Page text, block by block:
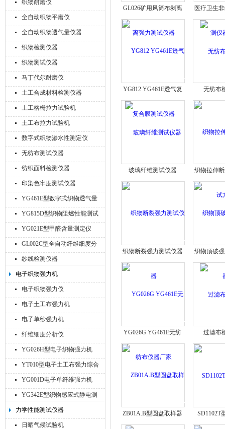
织物耐磨仪
全自动织物平磨仪
全自动织物透气量仪器
织物检测仪器
织物测试仪器
马丁代尔耐磨仪
土工合成材料检测仪器
土工格栅拉力试验机
土工布拉力试验机
数字式织物渗水性测定仪
无纺布测试仪器
纺织面料检测仪器
印染色牢度测试仪器
YG461E型数字式织物透气量
仪
YG815D型织物阻燃性能测试
仪
YG021E型甲醛含量测定仪
GL002C型全自动纤维细度分
析仪
纱线检测仪器
电子织物强力机
电子织物强力仪
电子土工布强力机
电子单纱强力机
纤维细度分析仪
YG026H型电子织物强力机
YT010型电子土工布强力综合
试验机
YG001D电子单纤维强力机
YG342E型织物感应式静电测
试仪
力学性能测试仪器
日晒气候试验机
GL026矿用风筒布剥离
强力测试仪器
医疗卫生
仪
YG812 YG461E透气复
合膜测试仪器
无纺布
玻璃纤维测试仪器
织物拉伸
织物断裂强力测试仪器 织物顶破
YG026G YG461E无纺
布仪器厂家
过滤布
ZB01A.B型圆盘取样器 SD1102T